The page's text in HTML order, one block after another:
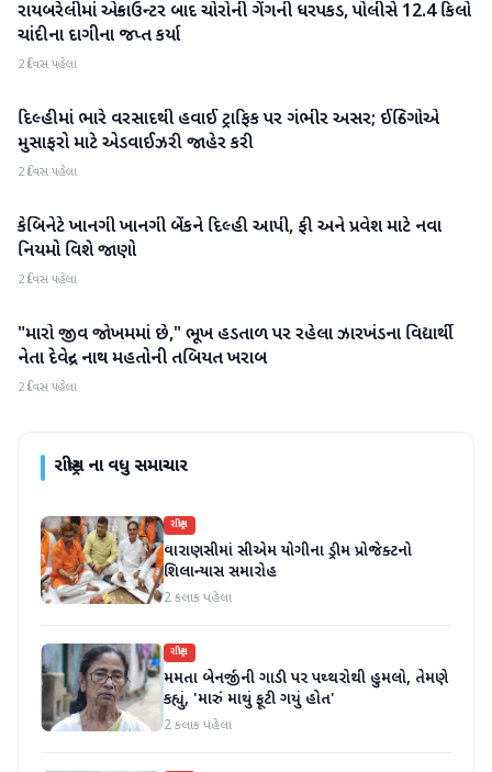
રાષ્ટ્રીય
રાયબરેલીમાં એન્કાઉન્ટર બાદ ચોરોની ગેંગની ધરપકડ, પોલીસે 12.4 કિલો
ચાંદીના દાગીના જપ્ત કર્યા
2 દિવસ પહેલા
રાષ્ટ્રીય
દિલ્હીમાં ભારે વરસાદથી હવાઈ ટ્રાફિક પર ગંભીર અસર; ઈન્ડિગોએ
મુસાફરો માટે એડવાઈઝરી જાહેર કરી
2 દિવસ પહેલા
રાષ્ટ્રીય
કેબિનેટે ખાનગી ખાનગી બેંકને દિલ્હી આપી, ફી અને પ્રવેશ માટે નવા
નિયમો વિશે જાણો
2 દિવસ પહેલા
રાષ્ટ્રીય
"મારો જીવ જોખમમાં છે," ભૂખ હડતાળ પર રહેલા ઝારખંડના વિદ્યાર્થી
નેતા દેવેન્દ્ર નાથ મહતોની તબિયત ખરાબ
2 દિવસ પહેલા
રાષ્ટ્રીયના વધુ સમાચાર
રાષ્ટ્રીય
વારાણસીમાં સીએમ યોગીના ડ્રીમ પ્રોજેક્ટનો
શિલાન્યાસ સમારોહ
2 કલાક પહેલા
રાષ્ટ્રીય
મમતા બેનર્જીની ગાડી પર પથ્થરોથી હુમલો, તેમણે
કહ્યું, 'મારું માથું ફૂટી ગયું હોત'
2 કલાક પહેલા